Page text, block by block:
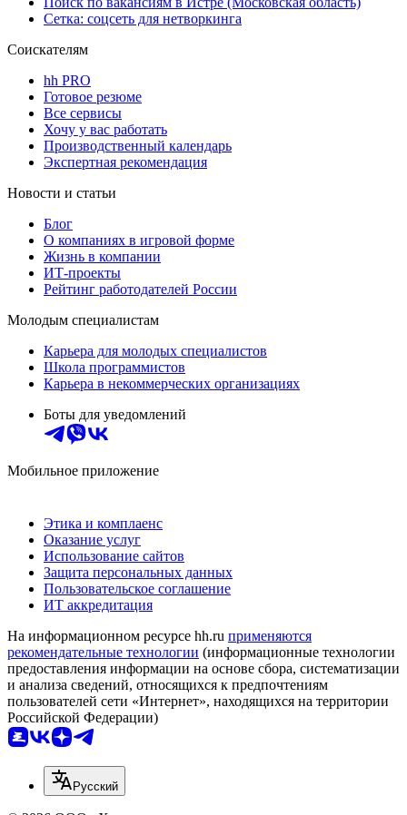
Сетка: соцсеть для нетворкинга
Соискателям
hh PRO
Готовое резюме
Все сервисы
Хочу у вас работать
Производственный календарь
Экспертная рекомендация
Новости и статьи
Блог
О компаниях в игровой форме
Жизнь в компании
ИТ-проекты
Рейтинг работодателей России
Молодым специалистам
Карьера для молодых специалистов
Школа программистов
Карьера в некоммерческих организациях
Боты для уведомлений
Мобильное приложение
Этика и комплаенс
Оказание услуг
Использование сайтов
Защита персональных данных
Пользовательское соглашение
ИТ аккредитация
На информационном ресурсе hh.ru применяются
рекомендательные технологии (информационные технологии
предоставления информации на основе сбора, систематизации
и анализа сведений, относящихся к предпочтениям
пользователей сети «Интернет», находящихся на территории
Российской Федерации)
Русский